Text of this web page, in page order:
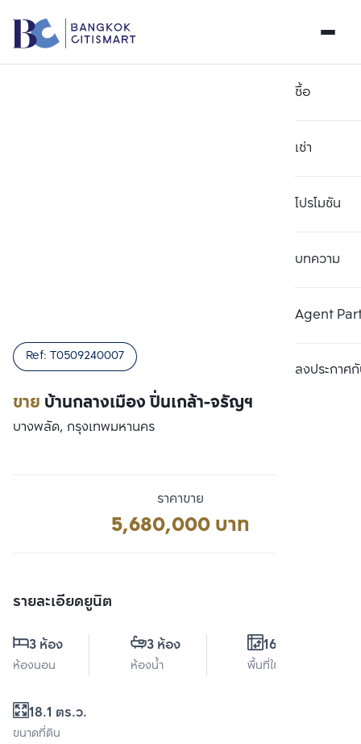
ซื้อ
เช่า
โปรโมชัน
บทความ
Agent
ลงประกาศกั
ขาย บ้านกลางเมือง ปิ่นเกล้า-จรัญฯ
Ref: T0509240007
บางพลัด, กรุงเทพมหานคร
ราคาขาย
5,680,000 บาท
รายละเอียดยูนิต
3 ห้อง
ห้องนอน
3 ห้อง
ห้องน้ำ
160 ตร.ม.
พื้นที่ใช้สอย
18.1 ตร.ว.
ขนาดที่ดิน
เปรียบเทียบ